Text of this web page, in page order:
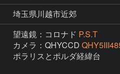
埼玉県川越市近郊
望遠鏡：コロナド P.S.T
カメラ：QHYCCD
ポラリスとポルダ経緯台